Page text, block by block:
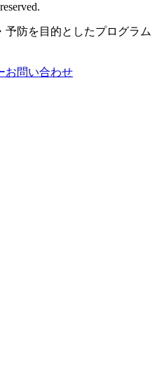
防を目的としたプログラム
お問い合わせ